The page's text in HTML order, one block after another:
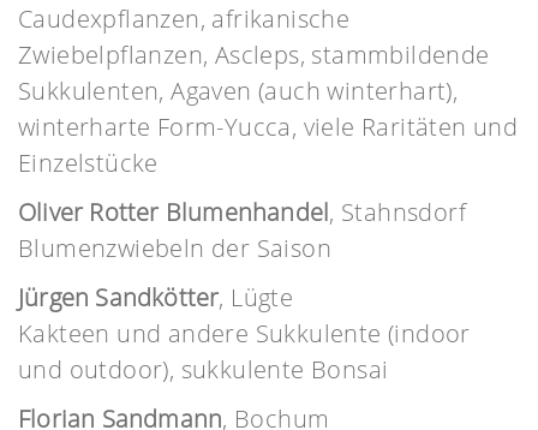
Caudexpflanzen, afrikanische
Zwiebelpflanzen, Ascleps, stammbildende
Sukkulenten, Agaven (auch winterhart),
winterharte Form-Yucca, viele Raritäten und
Einzelstücke
Oliver Rotter Blumenhandel, Stahnsdorf
Blumenzwiebeln der Saison
Jürgen Sandkötter, Lügte
Kakteen und andere Sukkulente (indoor
und outdoor), sukkulente Bonsai
Florian Sandmann, Bochum